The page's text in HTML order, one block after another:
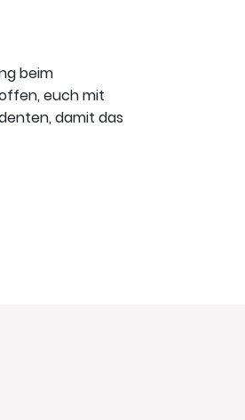
beim
euch mit
damit das